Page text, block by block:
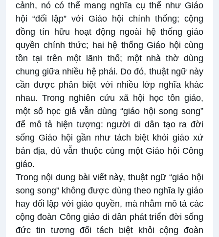
cảnh, nó có thể mang nghĩa cụ thể như Giáo
hội “đối lập” với Giáo hội chính thống; cộng
đồng tín hữu hoạt động ngoài hệ thống giáo
quyền chính thức; hai hệ thống Giáo hội cùng
tồn tại trên một lãnh thổ; một nhà thờ dùng
chung giữa nhiều hệ phái. Do đó, thuật ngữ này
cần được phân biệt với nhiều lớp nghĩa khác
nhau. Trong nghiên cứu xã hội học tôn giáo,
một số học giả vẫn dùng “giáo hội song song”
để mô tả hiện tượng: người di dân tạo ra đời
sống Giáo hội gần như tách biệt khỏi giáo xứ
bản địa, dù vẫn thuộc cùng một Giáo hội Công
giáo.
Trong nội dung bài viết này, thuật ngữ “giáo hội
song song” không được dùng theo nghĩa ly giáo
hay đối lập với giáo quyền, mà nhằm mô tả các
cộng đoàn Công giáo di dân phát triển đời sống
đức tin tương đối tách biệt khỏi cộng đoàn